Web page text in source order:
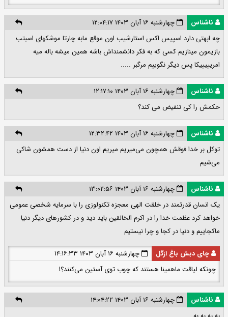
ناشناس
چهارشنبه ۱۶ آبان ۱۴۰۳ ۱۲:۰۴:۱۷
چه ابهتی دارد اسپیس اکس استارشیب اون موقع مابه چارتا موشکهای اسبتب
بازیمون مینازیم کسی که به فکر دانشمنداش باشه همین میشه باله میه
امریییییکا پس دیگر نگوییم مرگبر .....
ناشناس
چهارشنبه ۱۶ آبان ۱۴۰۳ ۱۲:۱۷:۱۰
حکمش را کی تنفیض می کند؟
ناشناس
چهارشنبه ۱۶ آبان ۱۴۰۳ ۱۲:۳۲:۴۲
توکل بر خدا فوقش همچون می‌میریم میریم اون دنیا از دست همشون شاکی
می‌شیم
ناشناس
چهارشنبه ۱۶ آبان ۱۴۰۳ ۱۳:۰۲:۵۶
یک انسان قدرتمند در خلقت الهی معجزه تکنولوزی را با سرمایه شخصی عمومی
خواهد کرد عظمت خدا را در اکرم الخالقین باید دید و در کشورهای دیگر دنیا
ماکجاییم و دنیا در کجا و چرا نیستیم
چای دبش باغ ازگل
چهارشنبه ۱۶ آبان ۱۴۰۳ ۱۴:۱۶:۳۳
چونکه لیاقت ماهمینا هستند که چوب توی آستین می‌کنند؟!
ناشناس
چهارشنبه ۱۶ آبان ۱۴۰۳ ۱۴:۰۴:۲۲